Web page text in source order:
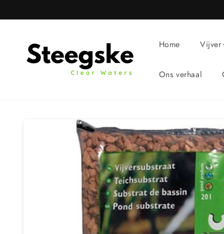
content
Home Vijver
Ons verhaal
productinformatie